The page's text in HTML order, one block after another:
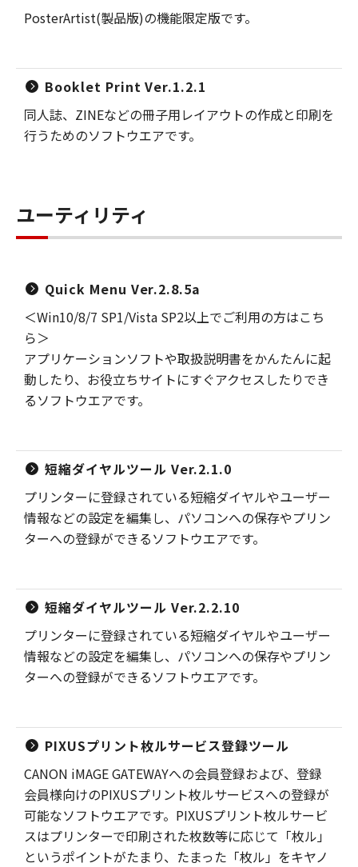
PosterArtist(製品版)の機能限定版です。
Booklet Print Ver.1.2.1
同人誌、ZINEなどの冊子用レイアウトの作成と印刷を
行うためのソフトウエアです。
ユーティリティ
Quick Menu Ver.2.8.5a
＜Win10/8/7 SP1/Vista SP2以上でご利用の方はこち
ら＞
アプリケーションソフトや取扱説明書をかんたんに起
動したり、お役立ちサイトにすぐアクセスしたりでき
るソフトウエアです。
短縮ダイヤルツール Ver.2.1.0
プリンターに登録されている短縮ダイヤルやユーザー
情報などの設定を編集し、パソコンへの保存やプリン
ターへの登録ができるソフトウエアです。
短縮ダイヤルツール Ver.2.2.10
プリンターに登録されている短縮ダイヤルやユーザー
情報などの設定を編集し、パソコンへの保存やプリン
ターへの登録ができるソフトウエアです。
PIXUSプリント枚ルサービス登録ツール
CANON iMAGE GATEWAYへの会員登録および、登録
会員様向けのPIXUSプリント枚ルサービスへの登録が
可能なソフトウエアです。PIXUSプリント枚ルサービ
スはプリンターで印刷された枚数等に応じて「枚ル」
というポイントがたまり、たまった「枚ル」をキヤノ